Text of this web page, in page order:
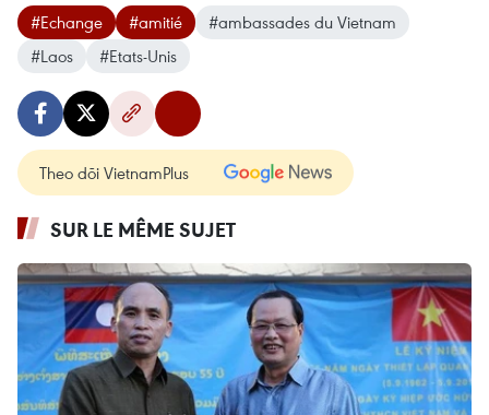
#Echange #amitié
#ambassades du Vietnam
#Laos
#Etats-Unis
Theo dõi VietnamPlus
SUR LE MÊME SUJET